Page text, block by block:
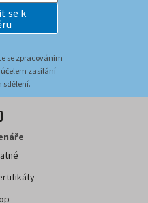
se k
se zpracováním
zasílání
sdělení.